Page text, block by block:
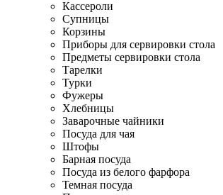
Кассероли
Супницы
Корзины
Приборы для сервировки стола
Предметы сервировки стола
Тарелки
Турки
Фужеры
Хлебницы
Заварочные чайники
Посуда для чая
Штофы
Барная посуда
Посуда из белого фарфора
Темная посуда